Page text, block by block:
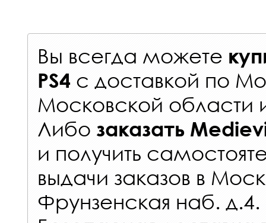
Вы всегда можете
PS4 с доставкой по
Московской области
Либо заказать
и получить
выдачи заказов в
Фрунзенская наб. д.4.